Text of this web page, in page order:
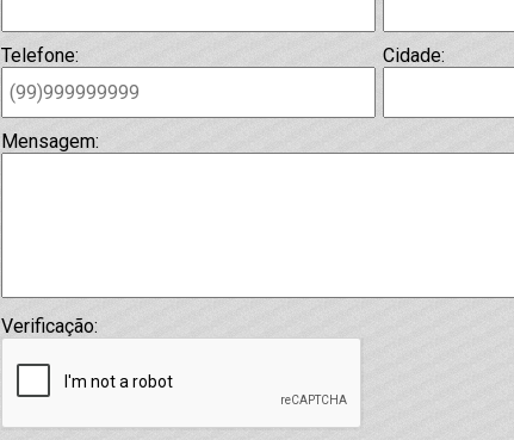
Telefone: Cidade:
Mensagem:
Verificação: